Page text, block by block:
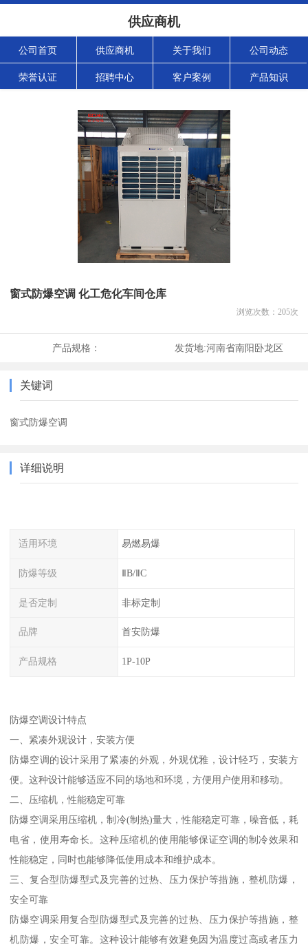
供应商机
公司首页 供应商机 关于我们 公司动态
荣誉认证 招聘中心 客户案例 产品知识
窗式防爆空调 化工危化车间仓库
浏览次数： 205次
产品规格： 发货地:河南省南阳卧龙区
关键词
窗式防爆空调
详细说明
适用环境 易燃易爆
防爆等级 ⅡB/ⅡC
是否定制 非标定制
品牌 首安防爆
产品规格 1P-10P
防爆空调设计特点
一、紧凑外观设计，安装方便
防爆空调的设计采用了紧凑的外观，外观优雅，设计轻巧，安装方
便。这种设计能够适应不同的场地和环境，方便用户使用和移动。
二、压缩机，性能稳定可靠
防爆空调采用压缩机，制冷(制热)量大，性能稳定可靠，噪音低，耗
电省，使用寿命长。这种压缩机的使用能够保证空调的制冷效果和
性能稳定，同时也能够降低使用成本和维护成本。
三、复合型防爆型式及完善的过热、压力保护等措施，整机防爆，
安全可靠
防爆空调采用复合型防爆型式及完善的过热、压力保护等措施，整
机防爆，安全可靠。这种设计能够有效避免因为温度过高或者压力